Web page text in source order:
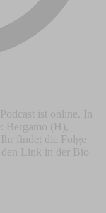
ist online. In
Bergamo (H),
findet die Folge
den Link in der Bio